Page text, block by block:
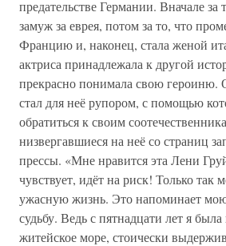
предательстве Германии. Вначале
замуж за еврея, потом за то, что
Францию и, наконец, стала женой
актриса принадлежала к другой
прекрасно понимала свою героиню.
стал для неё рупором, с помощью
обратиться к своим
низвергавшиеся на неё со страниц
прессы. «Мне нравится эта Лени
чувствует, идёт на риск! Только так
ужасную жизнь. Это напоминает
судьбу. Ведь с пятнадцати лет я
житейское море, стоически